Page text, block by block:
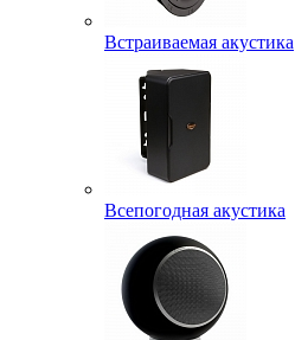
Встраиваемая акустика
Всепогодная акустика